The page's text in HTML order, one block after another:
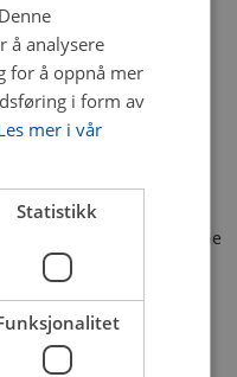
has occurred (see the
information).
å analysere
for å oppnå mer
i form av
mer i vår
Statistikk